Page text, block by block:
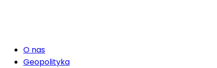
O nas
Geopolityka